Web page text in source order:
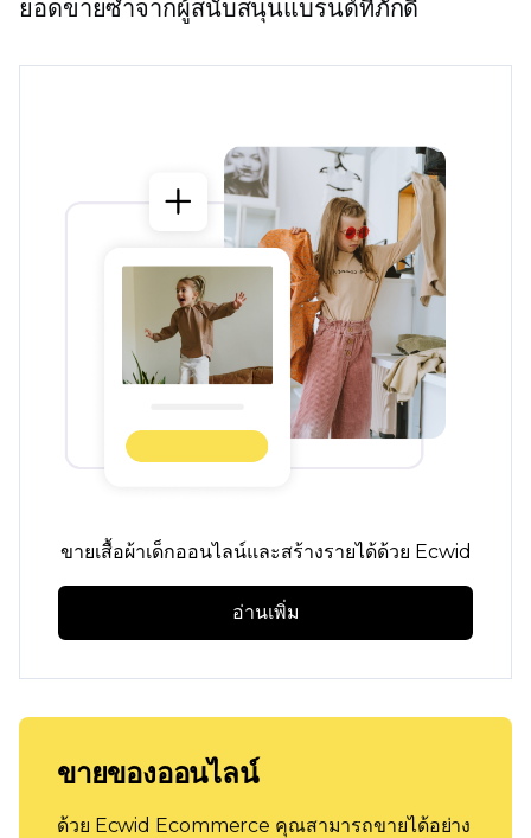
ยอดขายซ้ำจากผู้สนับสนุนแบรนด์ที่ภักดี
ขายเสื้อผ้าเด็กออนไลน์และสร้างรายได้ด้วย Ecwid
อ่านเพิ่ม
ขายของออนไลน์
ด้วย Ecwid Ecommerce คุณสามารถขายได้อย่าง